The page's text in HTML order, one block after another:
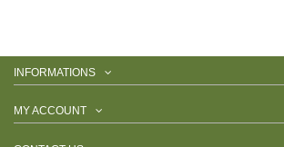
INFORMATIONS
MY ACCOUNT